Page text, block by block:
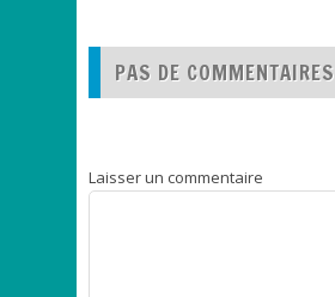
PAS DE COMMENTAIRES
Laisser un commentaire